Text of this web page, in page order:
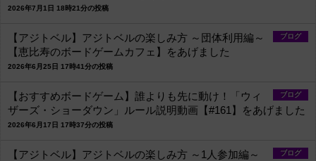
2026年7月1日 18時21分の投稿
ブログ
【アジトベル】アジトベルの楽しみ方 ～団体利用編～
【恵比寿のボードゲームカフェ】をあげました
2026年6月25日 17時41分の投稿
ブログ
【おすすめボードゲーム】誰よりも先に動け！「ウィ
ザーズ・ショーダウン」ルール説明動画【#161】をあげました
2026年6月17日 17時37分の投稿
ブログ
【アジトベル】アジトベルの楽しみ方 ～1人参加編～